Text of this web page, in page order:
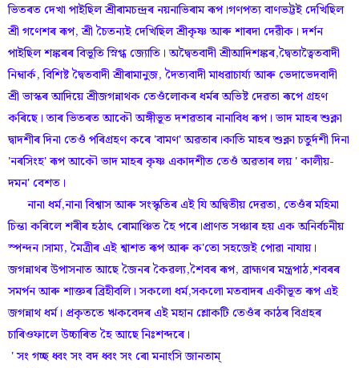
ভিতৰত দেখা পাইছিল শ্ৰীৰামচন্দ্ৰৰ নয়নাভিৰাম ৰূপ।গণপত্য বাণভট্টই দেখিছিল
শ্ৰী গণেশৰ ৰূপ, শ্ৰী চৈতন্যই দেখিছিল শ্ৰীকৃষ্ণ আৰু শাৰদা দেৱীক। দৰ্শন
পাইছিল শঙ্কৰৰ বিভূতি স্নিগ্ধ জ্যোতি। অদ্বৈতবাদী শ্ৰীআদিশঙ্কৰ,দ্বৈতাত্বৈতবাদী
নিম্বাৰ্ক, বিশিষ্ট দ্বৈতবাদী শ্ৰীৰামানুজ, দৈত্যবাদী মাধৱাচাৰ্য্য আৰু ভেদাভেদবাদী
শ্ৰী ভাস্কৰ আদিয়ে শ্ৰীজগন্নাথক তেওঁলোকৰ ধৰ্মৰ অভিষ্ট দেৱতা ৰূপে গ্ৰহণ
কৰিছে। তাৰ ভিতৰত আকৌ অঙ্গীভূত দশৱতাৰ নানাবিধ ৰূপ। ভাদ মাহৰ শুক্লা
দ্বাদশীৰ দিনা তেওঁ পৰিগ্ৰহণ কৰে 'বামণ' অৱতাৰ।কাতি মাহৰ শুক্লা চতুৰ্দশী দিনা
'নৰসিংহ' ৰূপ আকৌ ভাদ মাহৰ কৃষ্ণ একাদশীত তেওঁ অৱতাৰ লয় ' কালীয়-
দমন' বেশত।
নানা ধৰ্ম,নানা বিশ্বাস আৰু সংস্কৃতিৰ এই যি অদ্বিতীয় দেৱতা, তেওঁৰ মহিমা
চিন্তা কৰিলে শৰীৰ হঠাৎ ৰোমাঞ্চিত হৈ পৰে।প্ৰাণত সঞ্চাৰ হয় এক অনিৰ্বচনীয়
স্পন্দন।সাম্য, মৈত্ৰীৰ এই শ্বাশত ৰূপ আৰু ক'তো সহজেই পোৱা নাযায়।
জগন্নাথৰ উপাসনাত আছে জৈনৰ কৈৱল্য,শৈবৰ ৰূপ, ব্ৰাহ্মণৰ মন্ত্ৰপাঠ,শবৰৰ
সমৰ্পন আৰু শাক্তৰ ব্ৰিহীবলি। সকলো ধৰ্ম,সকলো মতবাদৰ একীভূত ৰূপ এই
জগন্নাথ ধৰ্ম। প্ৰকৃততে ঋকবেদৰ এই মহান শ্লোকটি তেওঁৰ কাঠৰ বিগ্ৰহৰ
চাৰিওফালে উচ্চাৰিত হৈ আছে নিঃশব্দৰে।
' সং গচ্ছ ধ্বং সং বদ ধ্বং সং ৰো মনাংসি জানতাম্